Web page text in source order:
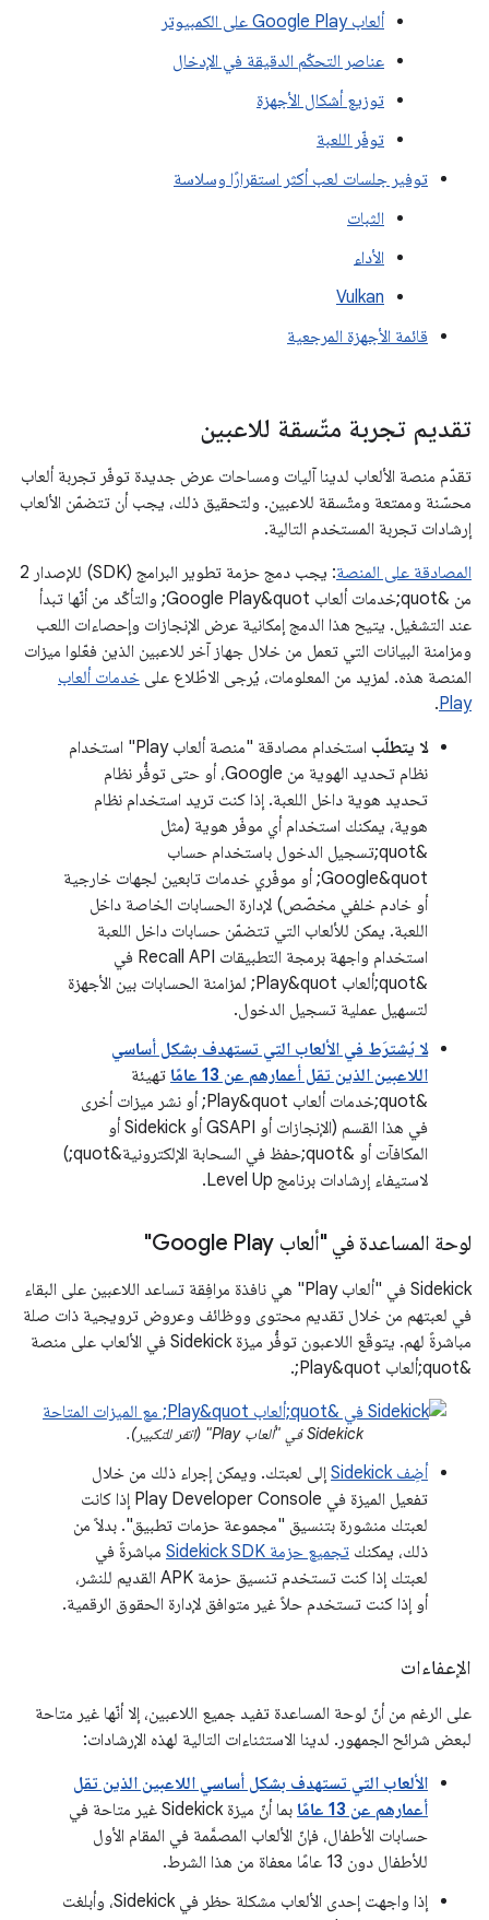
ألعاب Google Play على الكمبيوتر
عناصر التحكّم الدقيقة في الإدخال
توزيع أشكال الأجهزة
توفّر اللعبة
توفير جلسات لعب أكثر استقرارًا وسلاسة
الثبات
الأداء
Vulkan
قائمة الأجهزة المرجعية
تقديم تجربة متّسقة للاعبين
تقدّم منصة الألعاب لدينا آليات ومساحات عرض جديدة توفّر تجربة ألعاب
محسّنة وممتعة ومتّسقة للاعبين. ولتحقيق ذلك، يجب أن تتضمّن الألعاب
إرشادات تجربة المستخدم التالية.
المصادقة على المنصة
: يجب دمج حزمة تطوير البرامج (SDK) للإصدار 2
من &quot;خدمات ألعاب Google Play&quot; والتأكّد من أنّها تبدأ
عند التشغيل. يتيح هذا الدمج إمكانية عرض الإنجازات وإحصاءات اللعب
ومزامنة البيانات التي تعمل من خلال جهاز آخر للاعبين الذين فعّلوا ميزات
المنصة هذه. لمزيد من المعلومات، يُرجى الاطّلاع على خدمات ألعاب
Play
.
لا يتطلّب
استخدام مصادقة "منصة ألعاب Play" استخدام
نظام تحديد الهوية من Google، أو حتى توفُّر نظام
تحديد هوية داخل اللعبة. إذا كنت تريد استخدام نظام
هوية، يمكنك استخدام أي موفّر هوية (مثل
&quot;تسجيل الدخول باستخدام حساب
Google&quot; أو موفّري خدمات تابعين لجهات خارجية
أو خادم خلفي مخصّص) لإدارة الحسابات الخاصة داخل
اللعبة. يمكن للألعاب التي تتضمّن حسابات داخل اللعبة
استخدام واجهة برمجة التطبيقات Recall API في
&quot;ألعاب Play&quot; لمزامنة الحسابات بين الأجهزة
لتسهيل عملية تسجيل الدخول.
لا يُشترَط في الألعاب التي تستهدف بشكل أساسي
اللاعبين الذين تقل أعمارهم عن 13 عامًا
تهيئة
&quot;خدمات ألعاب Play&quot; أو نشر ميزات أخرى
في هذا القسم (الإنجازات أو GSAPI أو Sidekick أو
المكافآت أو &quot;حفظ في السحابة الإلكترونية&quot;)
لاستيفاء إرشادات برنامج Level Up.
لوحة المساعدة في "ألعاب Google Play"
‫Sidekick في "ألعاب Play" هي نافذة مرافِقة تساعد اللاعبين على البقاء
في لعبتهم من خلال تقديم محتوى ووظائف وعروض ترويجية ذات صلة
مباشرةً لهم. يتوقّع اللاعبون توفُّر ميزة Sidekick في الألعاب على منصة
&quot;ألعاب Play&quot;.
‫Sidekick في "ألعاب Play" (انقر للتكبير).
أضِف Sidekick
إلى لعبتك. ويمكن إجراء ذلك من خلال
تفعيل الميزة في Play Developer Console إذا كانت
لعبتك منشورة بتنسيق "مجموعة حزمات تطبيق". بدلاً من
ذلك، يمكنك تجميع حزمة Sidekick SDK
مباشرةً في
لعبتك إذا كنت تستخدم تنسيق حزمة APK القديم للنشر،
أو إذا كنت تستخدم حلاً غير متوافق لإدارة الحقوق الرقمية.
الإعفاءات
على الرغم من أنّ لوحة المساعدة تفيد جميع اللاعبين، إلا أنّها غير متاحة
لبعض شرائح الجمهور. لدينا الاستثناءات التالية لهذه الإرشادات:
الألعاب التي تستهدف بشكل أساسي اللاعبين الذين تقل
أعمارهم عن 13 عامًا
بما أنّ ميزة Sidekick غير متاحة في
حسابات الأطفال، فإنّ الألعاب المصمَّمة في المقام الأول
للأطفال دون 13 عامًا معفاة من هذا الشرط.
إذا واجهت إحدى الألعاب مشكلة حظر في Sidekick، وأبلغت